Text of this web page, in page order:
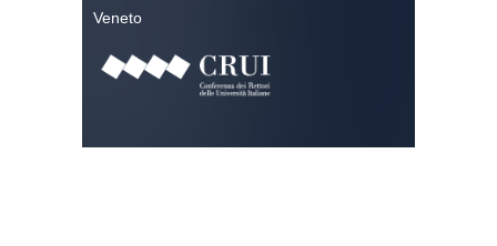
Veneto